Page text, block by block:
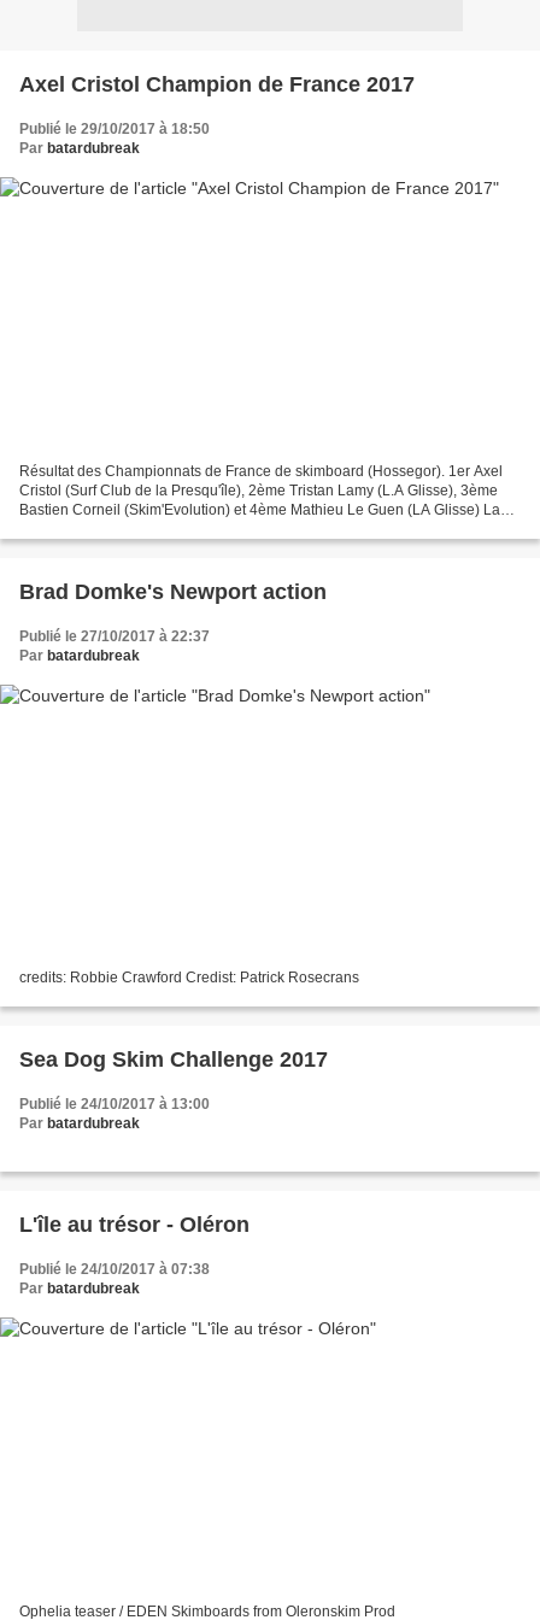
Axel Cristol Champion de France 2017
Publié le 29/10/2017 à 18:50
Par batardubreak
Résultat des Championnats de France de skimboard (Hossegor). 1er Axel
Cristol (Surf Club de la Presqu'île), 2ème Tristan Lamy (L.A Glisse), 3ème
Bastien Corneil (Skim'Evolution) et 4ème Mathieu Le Guen (LA Glisse) La
Brad Domke's Newport action
Publié le 27/10/2017 à 22:37
Par batardubreak
credits: Robbie Crawford Credist: Patrick Rosecrans
Sea Dog Skim Challenge 2017
Publié le 24/10/2017 à 13:00
Par batardubreak
L'île au trésor - Oléron
Publié le 24/10/2017 à 07:38
Par batardubreak
Ophelia teaser / EDEN Skimboards from Oleronskim Prod